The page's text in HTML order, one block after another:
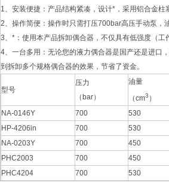
1、安装便捷：产品结构紧凑，设计*，采用铝合金柱
2、操作简便：操作时只需打压700bar高压手动泵，
3、*：使用本产品拆卸偶合器，不仅具有低强度（
4、一台多用：无论您的液力偶合器是国产还是进口
到拆卸多个规格偶合器的效果，节省了资金。
型号
压力
（bar）
油量
（cm3 ）
NA-0146Y
700 530
HP-4206in
700 530
NA-0203Y
700 450
PHC2003
700 450
PHC4204
700 530